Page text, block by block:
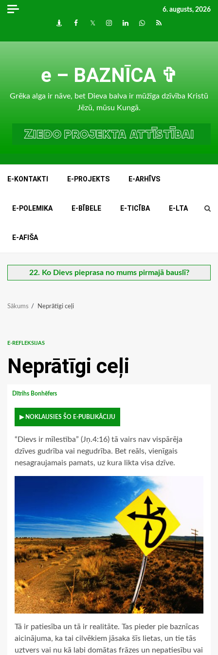
Skip
6. augusts, 2026
DraugiemFacebook
TwitterInstagram
LinkedInwhatsapp
RSS
e – BAZNĪCA ✞
Grēka alga ir nāve, bet Dieva balva ir mūžīga dzīvība Kristū
Jēzū, mūsu Kungā.
E-KONTAKTI E-PROJEKTS E-ARHĪVS
E-POLEMIKA E-BĪBELE E-TICĪBA E-LTA
E-AFIŠA
22. Ko Dievs pieprasa no mums pirmajā bauslī?
Sākums Neprātīgi ceļi
E-REFLEKSIJAS
Neprātīgi ceļi
Dītrihs Bonhēfers
▶ NOKLAUSIES ŠO E-PUBLIKĀCIJU
“Dievs ir mīlestība” (Jņ.4:16) tā vairs nav vispārēja
dzīves gudrība vai negudrība. Bet reāls, vienīgais
nesagraujamais pamats, uz kura likta visa dzīve.
Tā ir patiesība un tā ir realitāte. Tas pieder pie baznīcas
aicinājuma, ka tai cilvēkiem jāsaka šīs lietas, un tie tās
uztvers vai nu kā labi domātas frāzes un nepatiesību vai